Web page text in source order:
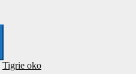
Tigrie oko